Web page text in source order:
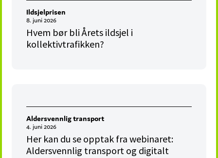
Ildsjelprisen
8. juni 2026
Hvem bør bli Årets ildsjel i
kollektivtrafikken?
Aldersvennlig transport
4. juni 2026
Her kan du se opptak fra webinaret:
Aldersvennlig transport og digitalt